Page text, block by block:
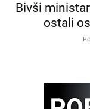
Bivši
ostali